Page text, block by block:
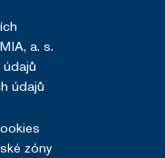
a. s.
údajů
zóny